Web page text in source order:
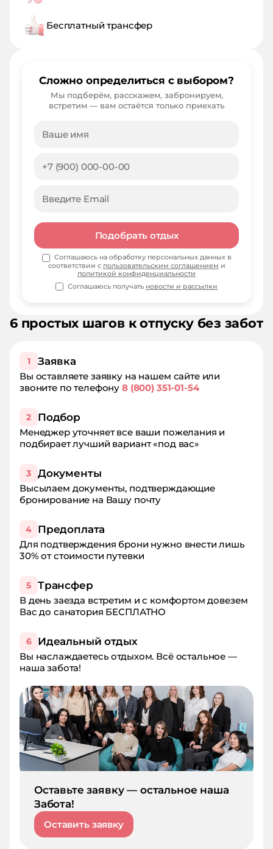
6 простых шагов к отпуску без забот
1 Заявка
Вы оставляете заявку на нашем сайте или
звоните по телефону8 (800) 351-01-54
2 Подбор
Менеджер уточняет все ваши пожелания и
подбирает лучший вариант «под вас»
3 Документы
Высылаем документы, подтверждающие
бронирование на Вашу почту
4 Предоплата
Для подтверждения брони нужно внести лишь
30% от стоимости путевки
5 Трансфер
В день заезда встретим и с комфортом довезем
Вас до санатория БЕСПЛАТНО
6 Идеальный отдых
Вы наслаждаетесь отдыхом. Всё остальное —
наша забота!
Оставьте заявку — остальное наша
Забота!
Оставить заявку
Бесплатный трансфер
Сложно определиться с выбором?
Мы подберём, расскажем, забронируем,
встретим — вам остаётся только приехать
Подобрать отдых
Соглашаюсь на обработку персональных данных в
соответствии с пользовательским соглашением и
политикой конфиденциальности
Соглашаюсь получать новости и рассылки